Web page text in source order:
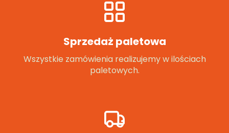
Sprzedaż paletowa
Wszystkie zamówienia realizujemy w ilościach
paletowych.